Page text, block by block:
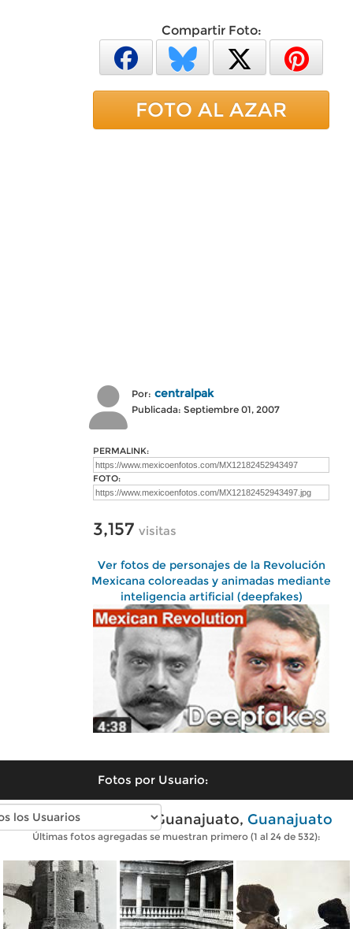
Compartir Foto:
FOTO AL AZAR
Por: centralpak
Publicada: Septiembre 01, 2007
PERMALINK:
FOTO:
3,157 visitas
Ver fotos de personajes de la Revolución
Mexicana coloreadas y animadas mediante
inteligencia artificial (deepfakes)
Fotos por Usuario:
Fotos antiguas de Guanajuato, Guanajuato
Últimas fotos agregadas se muestran primero (1 al 24 de 532):